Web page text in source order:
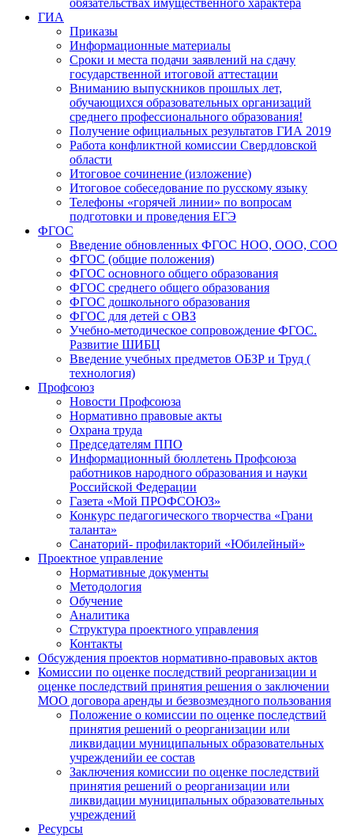
обязательствах имущественного характера
ГИА
Приказы
Информационные материалы
Сроки и места подачи заявлений на сдачу
государственной итоговой аттестации
Вниманию выпускников прошлых лет,
обучающихся образовательных организаций
среднего профессионального образования!
Получение официальных результатов ГИА 2019
Работа конфликтной комиссии Свердловской
области
Итоговое сочинение (изложение)
Итоговое собеседование по русскому языку
Телефоны «горячей линии» по вопросам
подготовки и проведения ЕГЭ
ФГОС
Введение обновленных ФГОС НОО, ООО, СОО
ФГОС (общие положения)
ФГОС основного общего образования
ФГОС среднего общего образования
ФГОС дошкольного образования
ФГОС для детей с ОВЗ
Учебно-методическое сопровождение ФГОС.
Развитие ШИБЦ
Введение учебных предметов ОБЗР и Труд (
технология)
Профсоюз
Новости Профсоюза
Нормативно правовые акты
Охрана труда
Председателям ППО
Информационный бюллетень Профсоюза
работников народного образования и науки
Российской Федерации
Газета «Мой ПРОФСОЮЗ»
Конкурс педагогического творчества «Грани
таланта»
Санаторий- профилакторий «Юбилейный»
Проектное управление
Нормативные документы
Методология
Обучение
Аналитика
Структура проектного управления
Контакты
Обсуждения проектов нормативно-правовых актов
Комиссии по оценке последствий реорганизации и
оценке последствий принятия решения о заключении
МОО договора аренды и безвозмездного пользования
Положение о комиссии по оценке последствий
принятия решений о реорганизации или
ликвидации муниципальных образовательных
учрежденийи ее состав
Заключения комиссии по оценке последствий
принятия решений о реорганизации или
ликвидации муниципальных образовательных
учреждений
Ресурсы